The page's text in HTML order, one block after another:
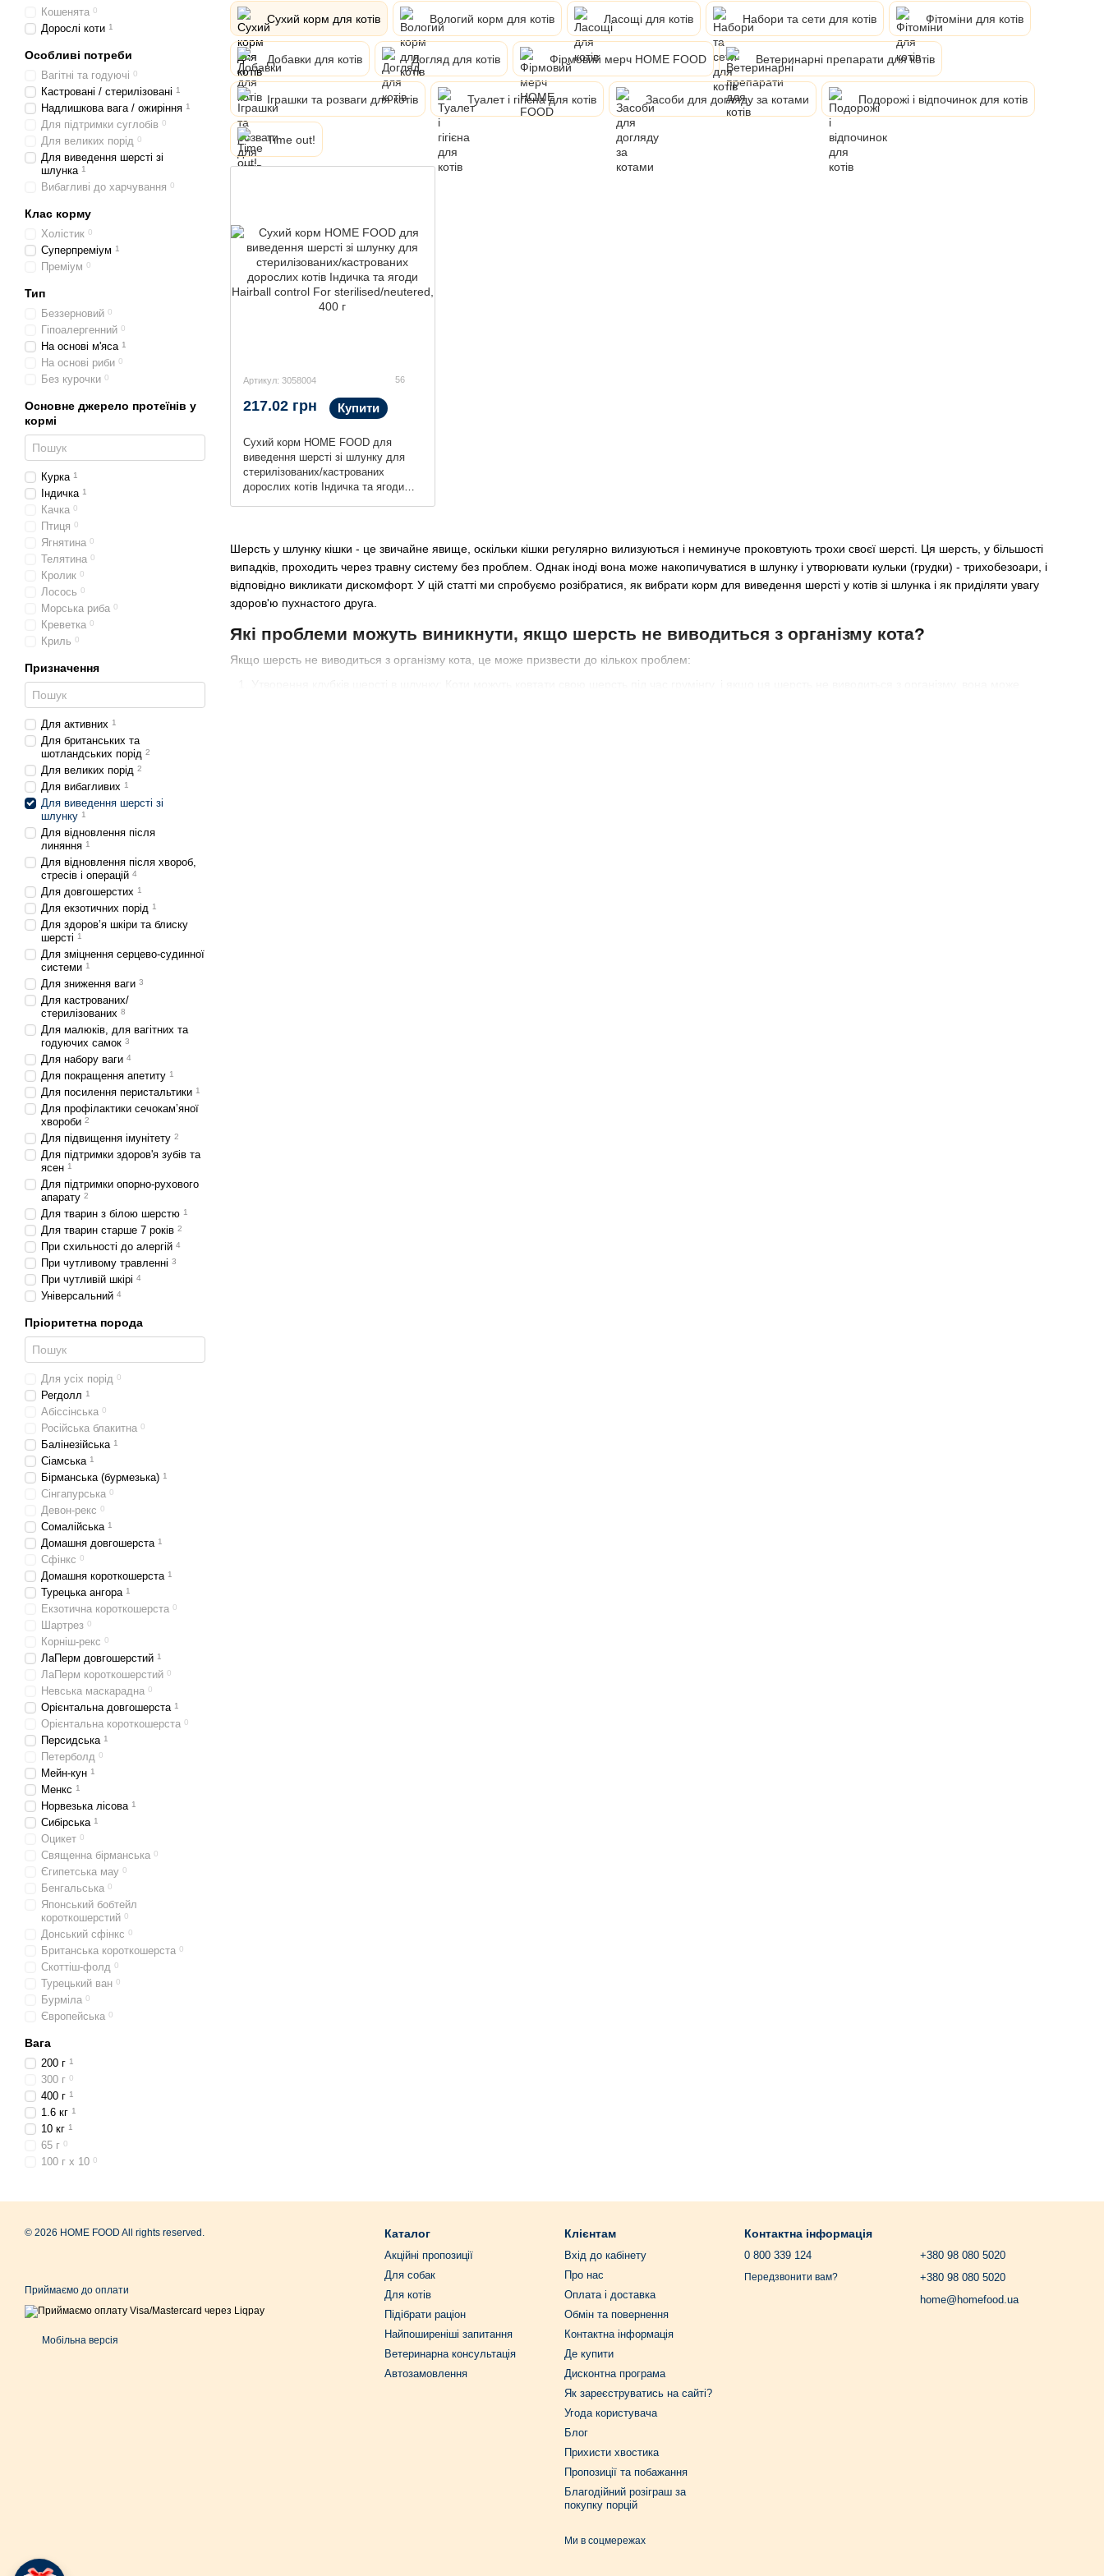
Сухий корм для котів Вологий корм для котів Ласощі для котів Набори та сети для котів Фітоміни для котів
Добавки для котів Догляд для котів Фірмовий мерч HOME FOOD Ветеринарні препарати для котів
Іграшки та розваги для котів Туалет і гігієна для котів Засоби для догляду за котами Подорожі і відпочинок для котів
Time out!
Шерсть у шлунку кішки - це звичайне явище, оскільки кішки регулярно вилизуються і неминуче проковтують трохи своєї шерсті. Ця шерсть, у більшості
випадків, проходить через травну систему без проблем. Однак іноді вона може накопичуватися в шлунку і утворювати кульки (грудки) - трихобезоари, і
відповідно викликати дискомфорт. У цій статті ми спробуємо розібратися, як вибрати корм для виведення шерсті у котів зі шлунка і як приділяти увагу
здоров'ю пухнастого друга.
Які проблеми можуть виникнути, якщо шерсть не виводиться з організму кота?
Якщо шерсть не виводиться з організму кота, це може призвести до кількох проблем:
Артикул: 3058004 56
Сухий корм HOME FOOD для
виведення шерсті зі шлунку для
стерилізованих/кастрованих
дорослих котів Індичка та ягоди
217.02 грн Купити
Кошенята 0
Дорослі коти 1
Особливі потреби
Вагітні та годуючі 0
Кастровані / стерилізовані 1
Надлишкова вага / ожиріння 1
Для підтримки суглобів 0
Для великих порід 0
Для виведення шерсті зі
шлунка 1
Вибагливі до харчування 0
Клас корму
Холістик 0
Суперпреміум 1
Преміум 0
Тип
Беззерновий 0
Гіпоалергенний 0
На основі м'яса 1
На основі риби 0
Без курочки 0
Основне джерело протеїнів у
кормі
Курка 1
Індичка 1
Качка 0
Птиця 0
Ягнятина 0
Телятина 0
Кролик 0
Лосось 0
Морська риба 0
Креветка 0
Криль 0
Призначення
Для активних 1
Для британських та
шотландських порід 2
Для великих порід 2
Для вибагливих 1
Для виведення шерсті зі
шлунку 1
Для відновлення після
линяння 1
Для відновлення після хвороб,
стресів і операцій 4
Для довгошерстих 1
Для екзотичних порід 1
Для здоров’я шкіри та блиску
шерсті 1
Для зміцнення серцево-судинної
системи 1
Для зниження ваги 3
Для кастрованих/
стерилізованих 8
Для малюків, для вагітних та
годуючих самок 3
Для набору ваги 4
Для покращення апетиту 1
Для посилення перистальтики 1
Для профілактики сечокам’яної
хвороби 2
Для підвищення імунітету 2
Для підтримки здоров'я зубів та
ясен 1
Для підтримки опорно-рухового
апарату 2
Для тварин з білою шерстю 1
Для тварин старше 7 років 2
При схильності до алергій 4
При чутливому травленні 3
При чутливій шкірі 4
Універсальний 4
Пріоритетна порода
Для усіх порід 0
Регдолл 1
Абіссінська 0
Російська блакитна 0
Балінезійська 1
Сіамська 1
Бірманська (бурмезька) 1
Сінгапурська 0
Девон-рекс 0
Сомалійська 1
Домашня довгошерста 1
Сфінкс 0
Домашня короткошерста 1
Турецька ангора 1
Екзотична короткошерста 0
Шартрез 0
Корніш-рекс 0
ЛаПерм довгошерстий 1
ЛаПерм короткошерстий 0
Невська маскарадна 0
Орієнтальна довгошерста 1
Орієнтальна короткошерста 0
Персидська 1
Петерболд 0
Мейн-кун 1
Менкс 1
Норвезька лісова 1
Сибірська 1
Оцикет 0
Священна бірманська 0
Єгипетська мау 0
Бенгальська 0
Японський бобтейл
короткошерстий 0
Донський сфінкс 0
Британська короткошерста 0
Скоттіш-фолд 0
Турецький ван 0
Бурміла 0
Європейська 0
Вага
200 г 1
300 г 0
400 г 1
1.6 кг 1
10 кг 1
65 г 0
100 г х 10 0
© 2026 HOME FOOD All rights reserved.
Приймаємо до оплати
Мобільна версія
Каталог
Акційні пропозиції
Для собак
Для котів
Підібрати раціон
Найпоширеніші запитання
Ветеринарна консультація
Автозамовлення
Клієнтам
Вхід до кабінету
Про нас
Оплата і доставка
Обмін та повернення
Контактна інформація
Де купити
Дисконтна програма
Як зареєструватись на сайті?
Угода користувача
Блог
Прихисти хвостика
Пропозиції та побажання
Благодійний розіграш за
покупку порцій
Ми в соцмережах
Контактна інформація
0 800 339 124
Передзвонити вам?
+380 98 080 5020
+380 98 080 5020
home@homefood.ua